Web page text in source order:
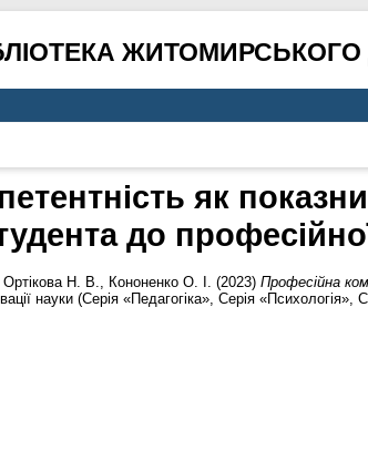
як
до
Ортікова Н. В., Кононенко О. І. (2023) Професійна
науки (Серія «Педагогіка», Серія